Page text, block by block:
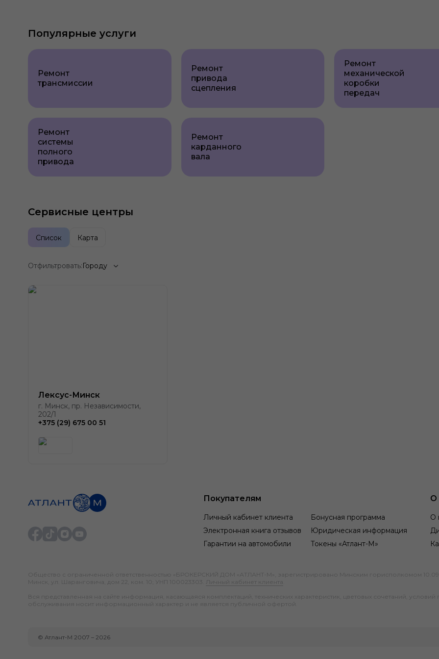
Популярные услуги
Ремонт
трансмиссии
Ремонт
привода
сцепления
Ремонт
механической
коробки
передач
Ремонт
системы
полного
привода
Ремонт
карданного
вала
Сервисные центры
Список Карта
Отфильтровать:Городу
Лексус-Минск
г. Минск, пр. Независимости,
202/1
+375 (29) 675 00 51
Покупателям
Личный кабинет клиента
Бонусная программа
Электронная книга отзывов
Юридическая информация
Гарантии на автомобили
Токены «Атлант-М»
О
О
Общество с ограниченной ответственностью «БРОКЕРСКИЙ ДОМ «АТЛАНТ-М», зарегистрировано Минским горисполкомом
Минск, ул. Шаранговича, дом 22, ком. 10; УНП 100023303.
Личный кабинет клиента
Вся представленная на сайте информация, касающаяся комплектаций, технических характеристик, цветовых сочетаний,
обслуживания носит информационный характер и не является публичной офертой.
© Атлант-М 2007 – 2026